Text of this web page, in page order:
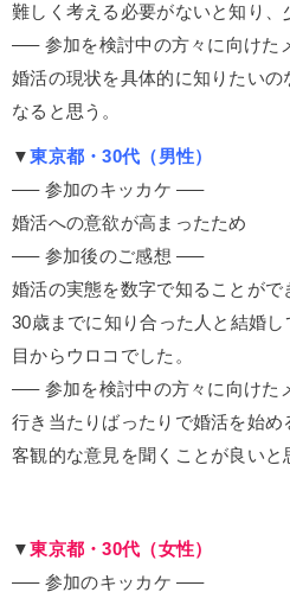
難しく考える必要がないと知り、
—– 参加を検討中の方々に向けた
婚活の現状を具体的に知りたい
なると思う。
▼東京都・30代（男性）
—– 参加のキッカケ —–
婚活への意欲が高まったため
—– 参加後のご感想 —–
婚活の実態を数字で知ることがで
30歳までに知り合った人と結婚
目からウロコでした。
—– 参加を検討中の方々に向けた
行き当たりばったりで婚活を始
客観的な意見を聞くことが良いと
▼東京都・30代（女性）
—– 参加のキッカケ —–